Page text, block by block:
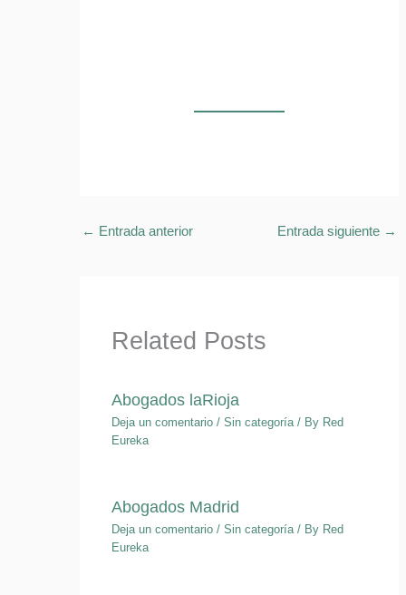
← Entrada anterior Entrada siguiente →
Related Posts
Abogados laRioja
Deja un comentario / Sin categoría/ By Red
Eureka
Abogados Madrid
Deja un comentario / Sin categoría/ By Red
Eureka